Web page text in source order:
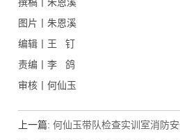
撰稿丨朱恩溪
图片丨朱恩溪
编辑丨
王 钉
责编丨李 鸽
审核丨何仙玉
上一篇: 何仙玉带队检查实训室消防